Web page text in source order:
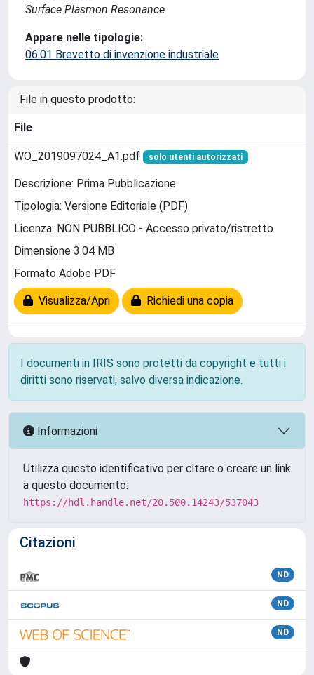
Surface Plasmon Resonance
Appare nelle tipologie:
06.01 Brevetto di invenzione industriale
File in questo prodotto:
File
WO_2019097024_A1.pdf solo utenti autorizzati
Descrizione: Prima Pubblicazione
Tipologia: Versione Editoriale (PDF)
Licenza: NON PUBBLICO - Accesso privato/ristretto
Dimensione 3.04 MB
Formato Adobe PDF
Visualizza/Apri Richiedi una copia
I documenti in IRIS sono protetti da copyright e tutti i
diritti sono riservati, salvo diversa indicazione.
Informazioni
Utilizza questo identificativo per citare o creare un link
a questo documento:
https://hdl.handle.net/20.500.14243/537043
Citazioni
ND
ND
ND